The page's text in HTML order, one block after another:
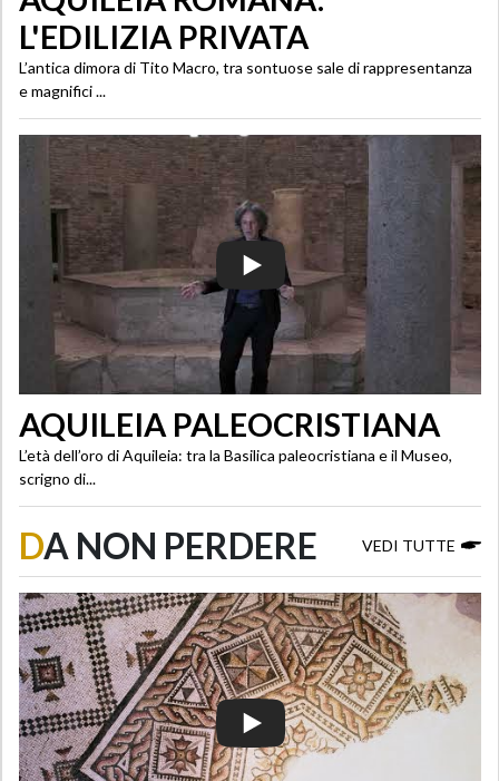
L'EDILIZIA PRIVATA
L’antica dimora di Tito Macro, tra sontuose sale di rappresentanza
e magnifici ...
AQUILEIA PALEOCRISTIANA
L’età dell’oro di Aquileia: tra la Basilica paleocristiana e il Museo,
scrigno di...
DA NON PERDERE VEDI TUTTE